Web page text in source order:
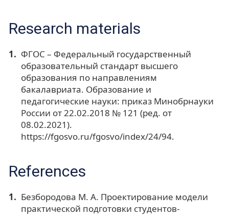
Research materials
ФГОС – Федеральный государственный
образовательный стандарт высшего
образования по направлениям
бакалавриата. Образование и
педагогические науки: приказ Минобрнауки
России от 22.02.2018 № 121 (ред. от
08.02.2021).
https://fgosvo.ru/fgosvo/index/24/94.
References
Безбородова М. А. Проектирование модели
практической подготовки студентов-